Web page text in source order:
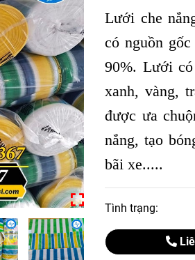
Lưới che
có nguồn
90%. Lưới
xanh, vàng,
được ưa
nắng, tạo
bãi xe.....
Tình trạng: